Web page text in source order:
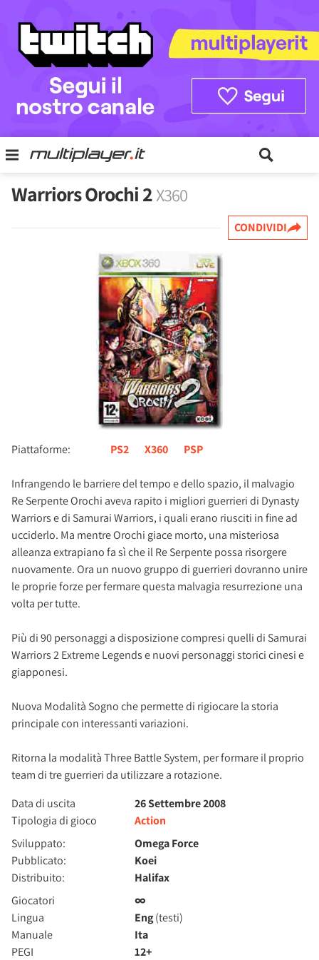
Warriors Orochi 2X360
CONDIVIDI
Piattaforme: PS2 X360 PSP
Infrangendo le barriere del tempo e dello spazio, il malvagio
Re Serpente Orochi aveva rapito i migliori guerrieri di Dynasty
Warriors e di Samurai Warriors, i quali erano riusciti in fine ad
ucciderlo. Ma mentre Orochi giace morto, una misteriosa
alleanza extrapiano fa sì che il Re Serpente possa risorgere
nuovamente. Ora un nuovo gruppo di guerrieri dovranno unire
le proprie forze per fermare questa malvagia resurrezione una
volta per tutte.
Più di 90 personaggi a disposizione compresi quelli di Samurai
Warriors 2 Extreme Legends e nuovi personaggi storici cinesi e
giapponesi.
Nuova Modalità Sogno che permette di rigiocare la storia
principale con interessanti variazioni.
Ritorna la modalità Three Battle System, per formare il proprio
team di tre guerrieri da utilizzare a rotazione.
Data di uscita
26 Settembre 2008
Tipologia di gioco
Action
Sviluppato:
Omega Force
Pubblicato:
Koei
Distribuito:
Halifax
Giocatori
∞
Lingua
Eng(testi)
Manuale
Ita
PEGI
12+